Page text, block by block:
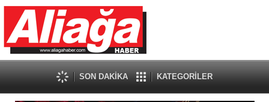
SON DAKİKA KATEGORİLER